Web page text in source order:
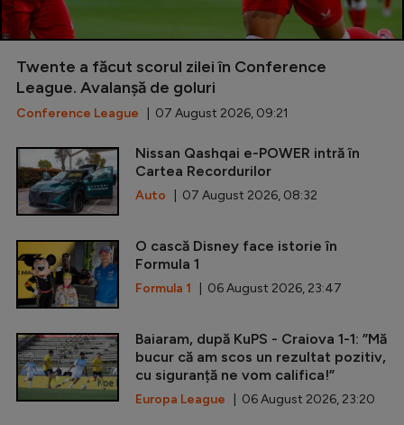
Twente a făcut scorul zilei în Conference
League. Avalanșă de goluri
Conference League | 07 August 2026, 09:21
Nissan Qashqai e-POWER intră în
Cartea Recordurilor
Auto | 07 August 2026, 08:32
O cască Disney face istorie în
Formula 1
Formula 1 | 06 August 2026, 23:47
Baiaram, după KuPS - Craiova 1-1: ”Mă
bucur că am scos un rezultat pozitiv,
cu siguranță ne vom califica!”
Europa League | 06 August 2026, 23:20